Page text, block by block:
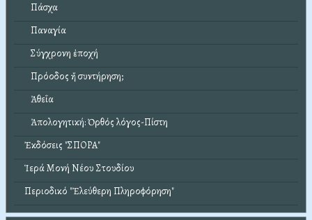
Πάσχα
Παναγία
Σύγχρονη ἐποχή
Πρόοδος ἤ συντήρηση;
Ἀθεΐα
Ἀπολογητική: Ὀρθός λόγος-Πίστη
Ἐκδόσεις "ΣΠΟΡΑ"
Ἱερά Μονή Νέου Στουδίου
Περιοδικό "Ἐλεύθερη Πληροφόρηση"